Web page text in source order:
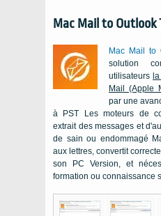
Mac Mail to Outlook
Mac Mail to
solution
utilisateurs
Mail (Apple
par une
à
PST Les moteurs de
extrait des messages et
de sain ou endommagé
aux lettres, convertit
son
PC Version, et
formation ou connaissance